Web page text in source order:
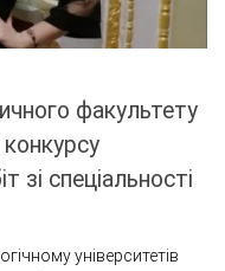
факультету
зі спеціальності
університетів